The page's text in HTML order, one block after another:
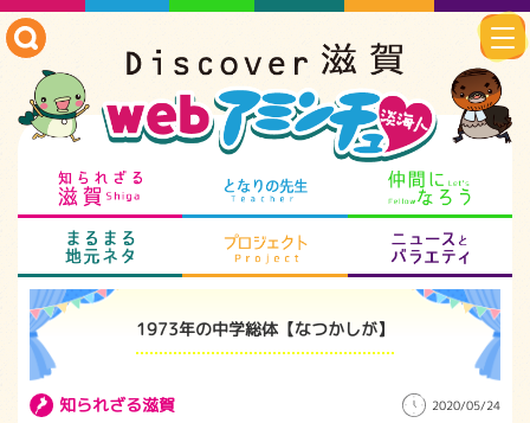
知られざる滋賀 となりの先生
まるまる地元ネタ プロジェクト
1973年の中学総体【なつかしが】
知られざる滋賀 2020/05/24